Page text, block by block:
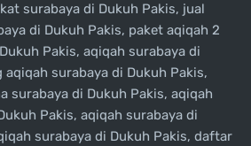
surabaya di Dukuh Pakis, jual
di Dukuh Pakis, paket aqiqah 2
Pakis, aqiqah surabaya di
surabaya di Dukuh Pakis,
surabaya di Dukuh Pakis, aqiqah
Pakis, aqiqah surabaya di
surabaya di Dukuh Pakis, daftar